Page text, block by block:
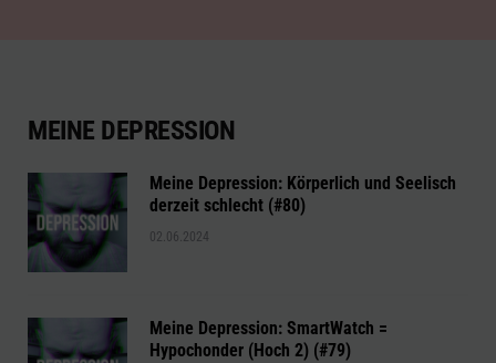
MEINE DEPRESSION
Meine Depression: Körperlich und Seelisch
derzeit schlecht (#80)
02.06.2024
Meine Depression: SmartWatch =
Hypochonder (Hoch 2) (#79)